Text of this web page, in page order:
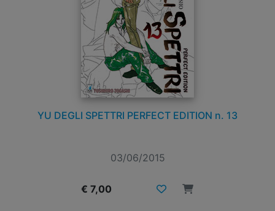
YU DEGLI SPETTRI PERFECT EDITION n. 13
03/06/2015
€ 7,00